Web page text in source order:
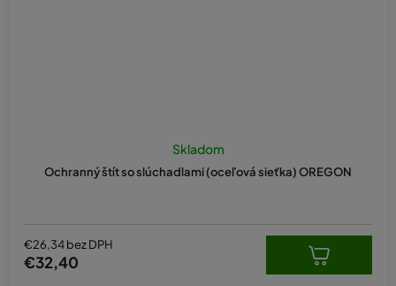
Ochranný štít so slúchadlami (oceľová sieťka) OREGON
Skladom
€26,34 bez DPH
€32,40